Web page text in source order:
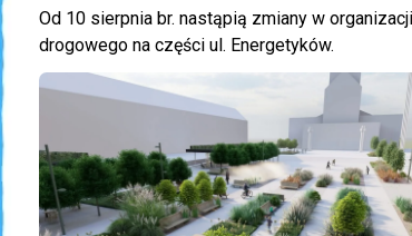
Od 10 sierpnia br. nastąpią zmiany w
drogowego na części ul. Energetyków.